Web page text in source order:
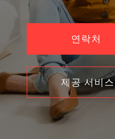
연락처
제공 서비스